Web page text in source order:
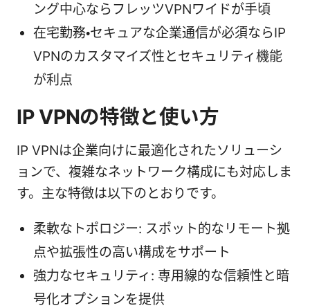
ング中心ならフレッツVPNワイドが手頃
在宅勤務・セキュアな企業通信が必須ならIP
VPNのカスタマイズ性とセキュリティ機能
が利点
IP VPNの特徴と使い方
IP VPNは企業向けに最適化されたソリューシ
ョンで、複雑なネットワーク構成にも対応しま
す。主な特徴は以下のとおりです。
柔軟なトポロジー: スポット的なリモート拠
点や拡張性の高い構成をサポート
強力なセキュリティ: 専用線的な信頼性と暗
号化オプションを提供